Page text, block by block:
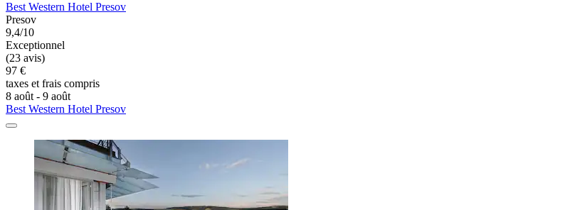
Best Western Hotel Presov
Presov
9,4/10
Exceptionnel
(23 avis)
97 €
taxes et frais compris
8 août - 9 août
Best Western Hotel Presov